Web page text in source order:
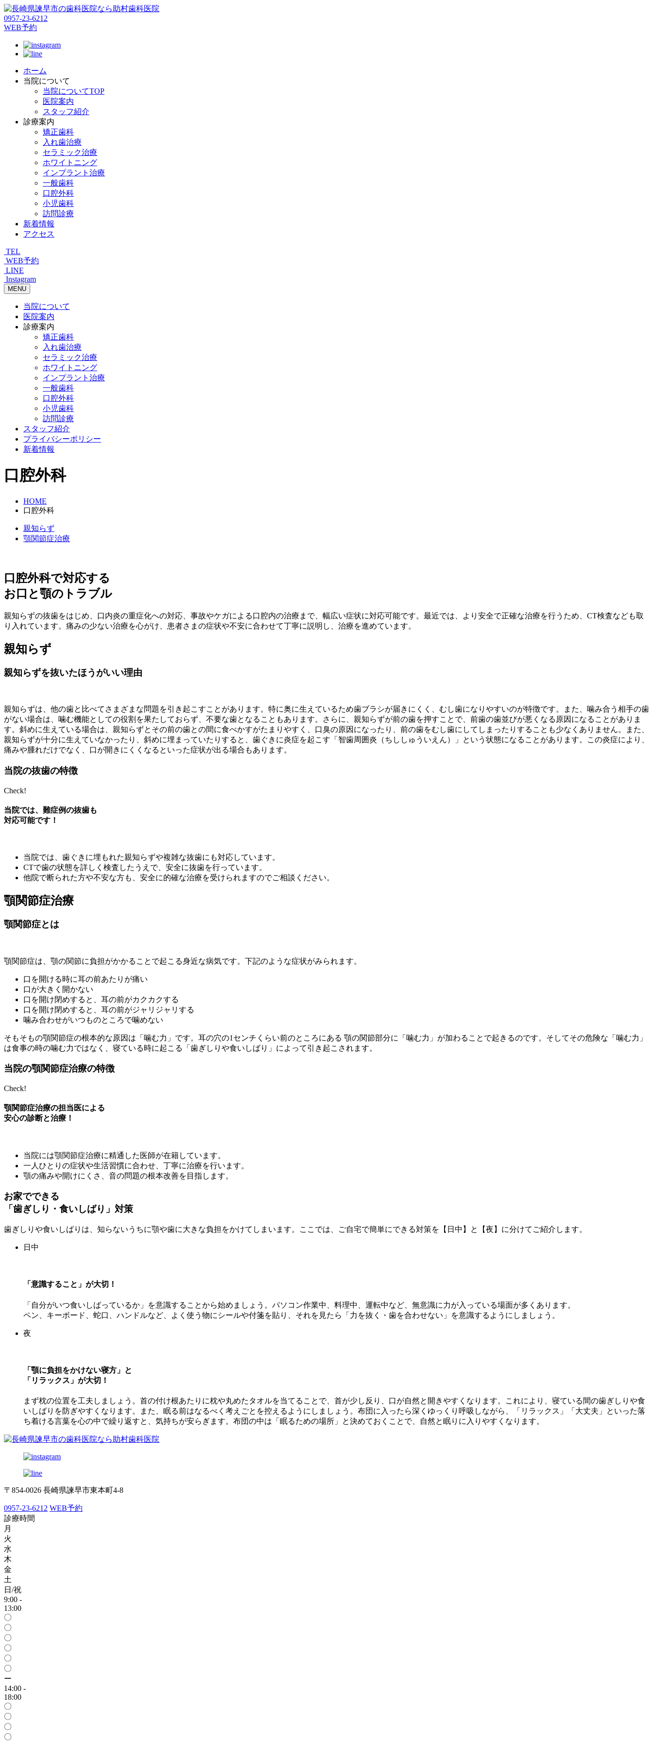
0957-23-6212
WEB予約
ホーム
当院について
当院についてTOP
医院案内
スタッフ紹介
診療案内
矯正歯科
入れ歯治療
セラミック治療
ホワイトニング
インプラント治療
一般歯科
口腔外科
小児歯科
訪問診療
新着情報
アクセス
TEL
WEB予約
LINE
Instagram
MENU
当院について
医院案内
診療案内
矯正歯科
入れ歯治療
セラミック治療
ホワイトニング
インプラント治療
一般歯科
口腔外科
小児歯科
訪問診療
スタッフ紹介
プライバシーポリシー
新着情報
口腔外科
HOME
口腔外科
親知らず
顎関節症治療
口腔外科で対応する
お口と顎のトラブル
親知らずの抜歯をはじめ、口内炎の重症化への対応、事故やケガによる口腔内の治療まで、幅広い症状に対応可能です。最近では、より安全で正確な治療を行うため、CT検査なども取
り入れています。痛みの少ない治療を心がけ、患者さまの症状や不安に合わせて丁寧に説明し、治療を進めています。
親知らず
親知らずを抜いたほうがいい理由
親知らずは、他の歯と比べてさまざまな問題を引き起こすことがあります。特に奥に生えているため歯ブラシが届きにくく、むし歯になりやすいのが特徴です。また、噛み合う相手の歯
がない場合は、噛む機能としての役割を果たしておらず、不要な歯となることもあります。さらに、親知らずが前の歯を押すことで、前歯の歯並びが悪くなる原因になることがありま
す。斜めに生えている場合は、親知らずとその前の歯との間に食べかすがたまりやすく、口臭の原因になったり、前の歯をむし歯にしてしまったりすることも少なくありません。また、
親知らずが十分に生えていなかったり、斜めに埋まっていたりすると、歯ぐきに炎症を起こす「智歯周囲炎（ちししゅういえん）」という状態になることがあります。この炎症により、
痛みや腫れだけでなく、口が開きにくくなるといった症状が出る場合もあります。
当院の抜歯の特徴
Check!
当院では、難症例の抜歯も
対応可能です！
当院では、歯ぐきに埋もれた親知らずや複雑な抜歯にも対応しています。
CTで歯の状態を詳しく検査したうえで、安全に抜歯を行っています。
他院で断られた方や不安な方も、安全に的確な治療を受けられますのでご相談ください。
顎関節症治療
顎関節症とは
顎関節症は、顎の関節に負担がかかることで起こる身近な病気です。下記のような症状がみられます。
口を開ける時に耳の前あたりが痛い
口が大きく開かない
口を開け閉めすると、耳の前がカクカクする
口を開け閉めすると、耳の前がジャリジャリする
噛み合わせがいつものところで噛めない
そもそもの顎関節症の根本的な原因は「噛む力」です。耳の穴の1センチくらい前のところにある 顎の関節部分に「噛む力」が加わることで起きるのです。そしてその危険な「噛む力」
は食事の時の噛む力ではなく、寝ている時に起こる
「歯ぎしりや食いしばり」 によって引き起こされます。
当院の顎関節症治療の特徴
Check!
顎関節症治療の担当医による
安心の診断と治療！
当院には顎関節症治療に精通した医師が在籍しています。
一人ひとりの症状や生活習慣に合わせ、丁寧に治療を行います。
顎の痛みや開けにくさ、音の問題の根本改善を目指します。
お家でできる
「歯ぎしり・食いしばり」対策
歯ぎしりや食いしばりは、知らないうちに顎や歯に大きな負担をかけてしまいます。ここでは、ご自宅で簡単にできる対策を【日中】と【夜】に分けてご紹介します。
日中
「意識すること」が大切！
「自分がいつ食いしばっているか」を意識することから始めましょう。パソコン作業中、料理中、運転中など、無意識に力が入っている場面が多くあります。
ペン、キーボード、蛇口、ハンドルなど、よく使う物にシールや付箋を貼り、それを見たら「力を抜く・歯を合わせない」を意識するようにしましょう。
夜
「顎に負担をかけない寝方」と
「リラックス」が大切！
まず枕の位置を工夫しましょう。首の付け根あたりに枕や丸めたタオルを当てることで、首が少し反り、口が自然と開きやすくなります。これにより、寝ている間の歯ぎしりや食
いしばりを防ぎやすくなります。また、眠る前はなるべく考えごとを控えるようにしましょう。布団に入ったら深くゆっくり呼吸しながら、「リラックス」「大丈夫」といった落
ち着ける言葉を心の中で繰り返すと、気持ちが安らぎます。布団の中は「眠るための場所」と決めておくことで、自然と眠りに入りやすくなります。
〒854-0026 長崎県諫早市東本町4-8
0957-23-6212 WEB予約
診療時間
月
火
水
木
金
土
日/祝
9:00 -
13:00
〇
〇
〇
〇
〇
〇
ー
14:00 -
18:00
〇
〇
〇
〇